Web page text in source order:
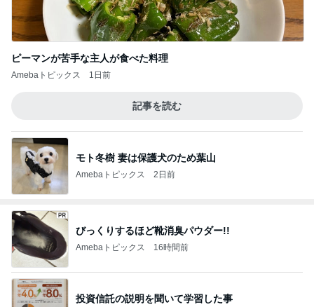
ピーマンが苦手な主人が食べた料理
Amebaトピックス 1日前
記事を読む
モト冬樹 妻は保護犬のため葉山
Amebaトピックス 2日前
びっくりするほど靴消臭パウダー!!
Amebaトピックス 16時間前
投資信託の説明を聞いて学習した事